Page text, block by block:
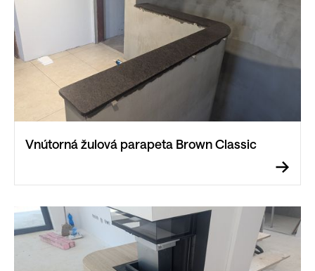
Vnútorná žulová parapeta Brown Classic